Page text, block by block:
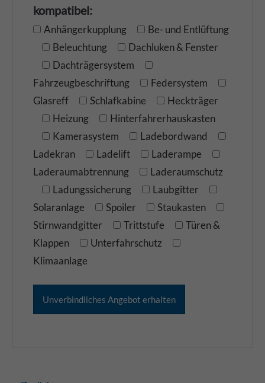
kompatibel:
Anhängerkupplung
Be- und Entlüftung
Beleuchtung
Dachluken & Fenster
Dachträgersystem
Fahrzeugbeschriftung
Federsystem
Glasreff
Schlafkabine
Heckträger
Heizung
Hinterfahrerhauskasten
Kamerasystem
Ladebordwand
Ladekran
Ladelift
Laderampe
Laderaumabtrennung
Laderaumschutz
Ladungssicherung
Laubgitter
Solaranlage
Spoiler
Staukasten
Stirnwandgitter
Trittstufe
Türen &
Klappen
Unterfahrschutz
Klimaanlage